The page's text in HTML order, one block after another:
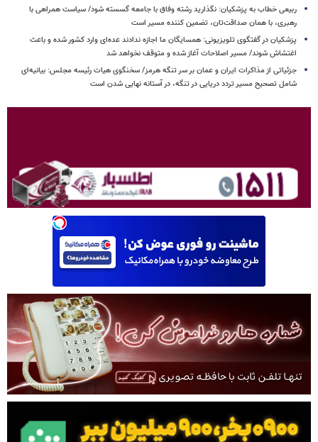
ربیعی خطاب به پزشکیان: نگذارید رشته وفاق با جامعه گسسته شود/ سیاست همراهی با
رهبری، با همان صداقت‌تان، تضمین کننده مسیر است
پزشکیان در گفتگوی تلویزیونی: همسایگان ما اجازه ندادند عده‌ای وارد کشور شده و باعث
اغتشاش شوند/ مسیر اصلاحات آغاز شده و متوقف نخواهد شد
جزئیاتی از مذاکرات ایران و عمان بر سر تنگه هرمز/ سخنگوی هیات رئیسه مجلس: بیانیه‌ای
شامل تصحیح مسیر تردد دریایی در تنگه، در آستانه نهایی شدن است